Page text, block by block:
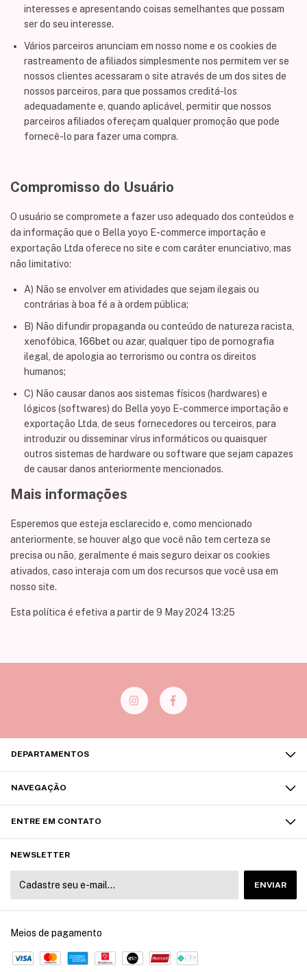
interesses e apresentando coisas semelhantes que possam
ser do seu interesse.
Vários parceiros anunciam em nosso nome e os cookies de
rastreamento de afiliados simplesmente nos permitem ver se
nossos clientes acessaram o site através de um dos sites de
nossos parceiros, para que possamos creditá-los
adequadamente e, quando aplicável, permitir que nossos
parceiros afiliados ofereçam qualquer promoção que pode
fornecê-lo para fazer uma compra.
Compromisso do Usuário
O usuário se compromete a fazer uso adequado dos conteúdos e
da informação que o Bella yoyo E-commerce importação e
exportação Ltda oferece no site e com caráter enunciativo, mas
não limitativo:
A) Não se envolver em atividades que sejam ilegais ou
contrárias à boa fé a à ordem pública;
B) Não difundir propaganda ou conteúdo de natureza racista,
xenofóbica, 166bet ou azar, qualquer tipo de pornografia
ilegal, de apologia ao terrorismo ou contra os direitos
humanos;
C) Não causar danos aos sistemas físicos (hardwares) e
lógicos (softwares) do Bella yoyo E-commerce importação e
exportação Ltda, de seus fornecedores ou terceiros, para
introduzir ou disseminar vírus informáticos ou quaisquer
outros sistemas de hardware ou software que sejam capazes
de causar danos anteriormente mencionados.
Mais informações
Esperemos que esteja esclarecido e, como mencionado
anteriormente, se houver algo que você não tem certeza se
precisa ou não, geralmente é mais seguro deixar os cookies
ativados, caso interaja com um dos recursos que você usa em
nosso site.
Esta política é efetiva a partir de 9 May 2024 13:25
DEPARTAMENTOS
NAVEGAÇÃO
ENTRE EM CONTATO
NEWSLETTER
Meios de pagamento